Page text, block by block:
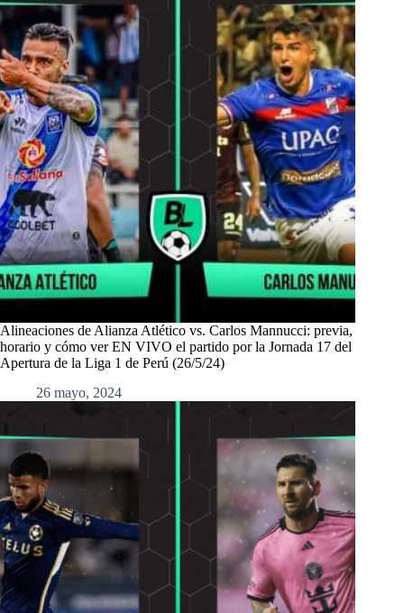
Alineaciones de Alianza Atlético vs. Carlos Mannucci: previa,
horario y cómo ver EN VIVO el partido por la Jornada 17 del
Apertura de la Liga 1 de Perú (26/5/24)
26 mayo, 2024